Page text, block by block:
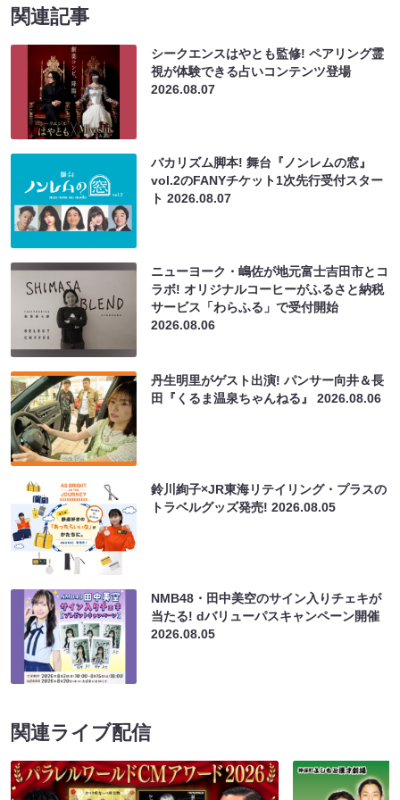
関連記事
シークエンスはやとも監修! ペアリング霊
視が体験できる占いコンテンツ登場
2026.08.07
バカリズム脚本! 舞台『ノンレムの窓』
vol.2のFANYチケット1次先行受付スター
ト2026.08.07
ニューヨーク・嶋佐が地元富士吉田市とコ
ラボ! オリジナルコーヒーがふるさと納税
サービス「わらふる」で受付開始
2026.08.06
丹生明里がゲスト出演! パンサー向井＆長
田『くるま温泉ちゃんねる』2026.08.06
鈴川絢子×JR東海リテイリング・プラスの
トラベルグッズ発売!2026.08.05
NMB48・田中美空のサイン入りチェキが
当たる! dバリューパスキャンペーン開催
2026.08.05
関連ライブ配信